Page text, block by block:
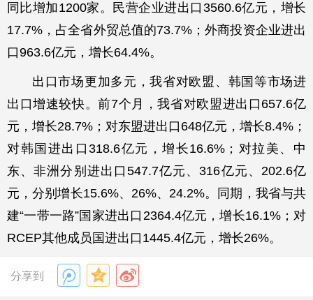
同比增加1200家。民营企业进出口3560.6亿元，增长
17.7%，占全省外贸总值的73.7%；外商投资企业进出
口963.6亿元，增长64.4%。
出口市场更加多元，我省对欧盟、韩国等市场进
出口增速较快。前7个月，我省对欧盟进出口657.6亿
元，增长28.7%；对东盟进出口648亿元，增长8.4%；
对韩国进出口318.6亿元，增长16.6%；对拉美、中
东、非洲分别进出口547.7亿元、316亿元、202.6亿
元，分别增长15.6%、26%、24.2%。同期，我省与共
建“一带一路”国家进出口2364.4亿元，增长16.1%；对
RCEP其他成员国进出口1445.4亿元，增长26%。
分享到